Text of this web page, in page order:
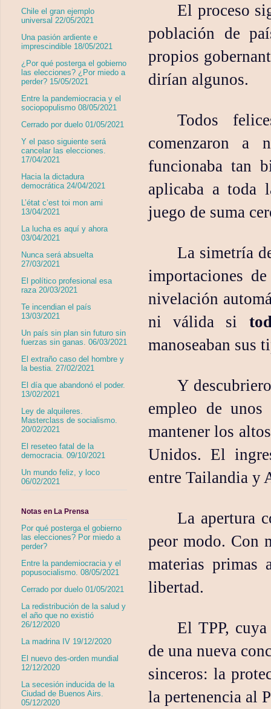
El proceso
población de
propios
dirían algunos.
Todos
comenzaron a
funcionaba tan
aplicaba a toda
juego de suma
La simetría
importaciones
nivelación
ni válida si
manoseaban sus
Y
empleo de
mantener los
Unidos. El
entre Tailandia y
La apertura
peor modo. Con
materias primas
libertad.
El TPP,
de una nueva
sinceros: la
la pertenencia al
Chile el gran ejemplo
universal 22/05/2021
Una pasión ardiente e
imprescindible 18/05/2021
¿Por qué posterga el gobierno
las elecciones? ¿Por miedo a
perder? 15/05/2021
Entre la pandemiocracia y el
sociopopulismo 08/05/2021
Cerrado por duelo 01/05/2021
Y el paso siguiente será
cancelar las elecciones.
17/04/2021
Hacia la dictadura
democrática 24/04/2021
L’état c’est toi mon ami
13/04/2021
La lucha es aquí y ahora
03/04/2021
Nunca será absuelta
27/03/2021
El político profesional esa
raza 20/03/2021
Te incendian el país
13/03/2021
Un país sin plan sin futuro sin
fuerzas sin ganas. 06/03/2021
El extraño caso del hombre y
la bestia. 27/02/2021
El día que abandonó el poder.
13/02/2021
Ley de alquileres.
Masterclass de socialismo.
20/02/2021
El reseteo fatal de la
democracia. 09/10/2021
Un mundo feliz, y loco
06/02/2021
Notas en La Prensa
Por qué posterga el gobierno
las elecciones? Por miedo a
perder?
Entre la pandemiocracia y el
popusocialismo. 08/05/2021
Cerrado por duelo 01/05/2021
La redistribución de la salud y
el año que no existió
26/12/2020
La madrina IV 19/12/2020
El nuevo des-orden mundial
12/12/2020
La secesión inducida de la
Ciudad de Buenos Airs.
05/12/2020